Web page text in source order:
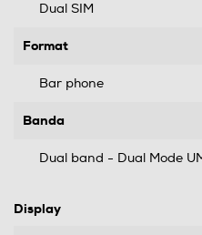
Dual SIM
Format
Bar phone
Banda
Dual band - Dual Mode
Display